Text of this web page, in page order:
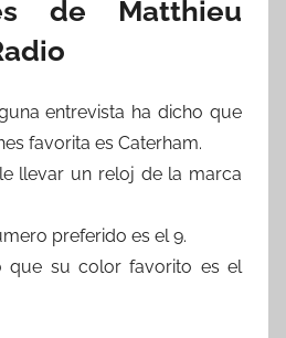
de Matthieu
entrevista ha dicho que
favorita es Caterham.
llevar un reloj de la marca
preferido es el 9.
que su color favorito es el